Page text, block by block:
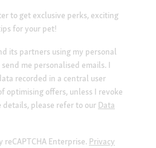
to get exclusive perks, exciting
for your pet!
its partners using my personal
me personalised emails. I
recorded in a central user
optimising offers, unless I revoke
details, please refer to our Data
Enterprise. Privacy